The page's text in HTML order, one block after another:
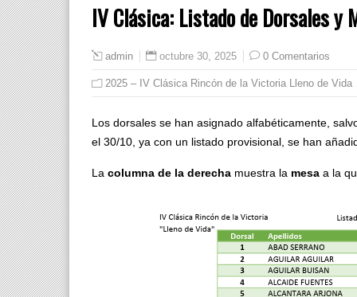
IV Clásica: Listado de Dorsales y
admin octubre 30, 2025 0 Comentarios
2025 – IV Clásica Rincón de la Victoria Lleno de Vida
Los dorsales se han asignado alfabéticamente,
el 30/10, ya con un listado provisional, se han
La columna de la derecha muestra la mesa a la